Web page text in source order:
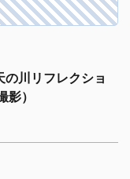
川リフレクショ
）